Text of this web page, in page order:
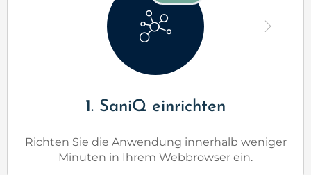
1. SaniQ einrichten
Richten Sie die Anwendung innerhalb weniger
Minuten in Ihrem Webbrowser ein.